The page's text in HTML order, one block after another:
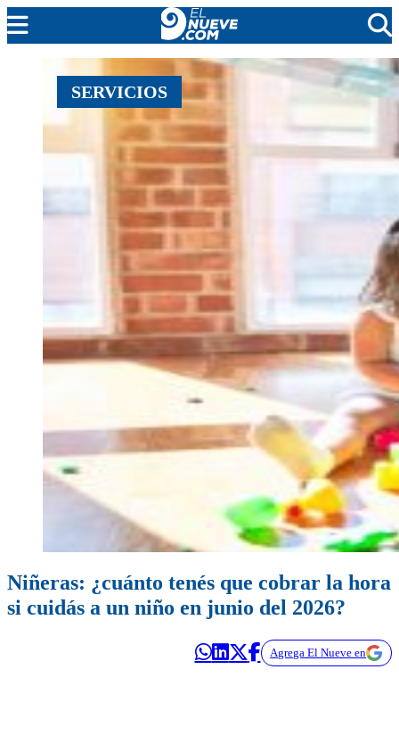
MENDOZA
CADA DÍA
NOTICIERO 9
PROTAGONISTAS
EL NUEVE STREAMS
PROGRAMACIÓN
SERVICIOS
Niñeras: ¿cuánto tenés que cobrar la hora
si cuidás a un niño en junio del 2026?
Agrega El Nueve en